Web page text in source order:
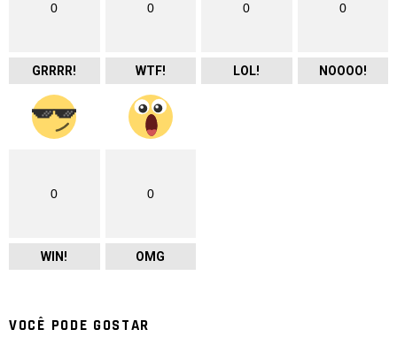
0
GRRRR!
0
WTF!
0
LOL!
0
NOOOO!
0
WIN!
0
OMG
VOCÊ PODE GOSTAR